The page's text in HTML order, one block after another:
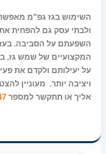
השימוש בגז גפ"מ
ולבתי עסק גם להפחית את
השפעתם על הסביבה.
המקצועיים של שמש גז,
על יעילותם ולקדם את
ויציבה יותר. מעוניין
אליך או תתקשר למספר